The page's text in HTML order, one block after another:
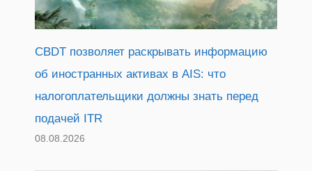
CBDT позволяет раскрывать информацию
об иностранных активах в AIS: что
налогоплательщики должны знать перед
подачей ITR
08.08.2026